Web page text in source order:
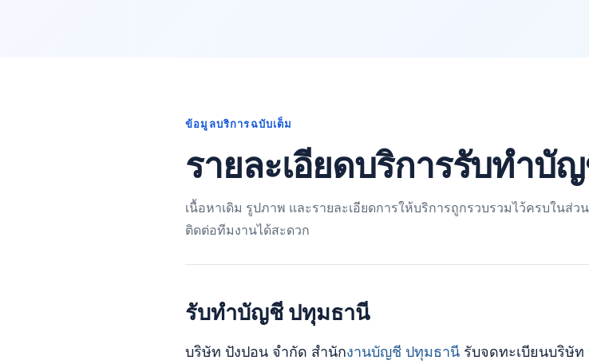
ข้อมูลบริการฉบับเต็ม
รายละเอียดบริการรับทำบั
เนื้อหาเดิม รูปภาพ และรายละเอียดการให้บริการถูกรวบรวมไว้ครบในส่
ติดต่อทีมงานได้สะดวก
รับทำบัญชี ปทุมธานี
บริษัท ปังปอน จำกัด สำนักงานบัญชี ปทุมธานี รับจดทะเบียนบริษัท